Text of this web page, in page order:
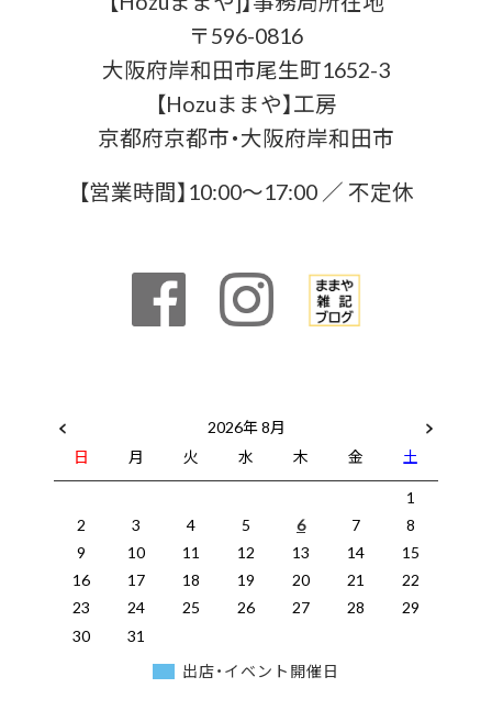
〒596-0816
大阪府岸和田市尾生町1652-3
【Hozuままや】工房
京都府京都市・大阪府岸和田市
【営業時間】10:00〜17:00 ／ 不定休
2026年 8月
日
月 火 水 木 金
土
1
2
3 4 5 6 7
8
9
10 11 12 13 14
15
16
17 18 19 20 21
22
23
24 25 26 27 28
29
30
31
出店・イベント開催日